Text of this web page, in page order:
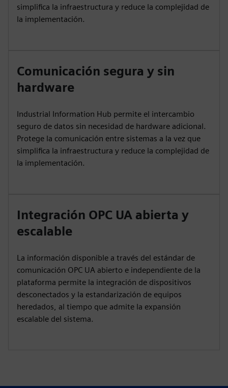
simplifica la infraestructura y reduce la complejidad de
la implementación.
Comunicación segura y sin
hardware
Industrial Information Hub permite el intercambio
seguro de datos sin necesidad de hardware adicional.
Protege la comunicación entre sistemas a la vez que
simplifica la infraestructura y reduce la complejidad de
la implementación.
Integración OPC UA abierta y
escalable
La información disponible a través del estándar de
comunicación OPC UA abierto e independiente de la
plataforma permite la integración de dispositivos
desconectados y la estandarización de equipos
heredados, al tiempo que admite la expansión
escalable del sistema.